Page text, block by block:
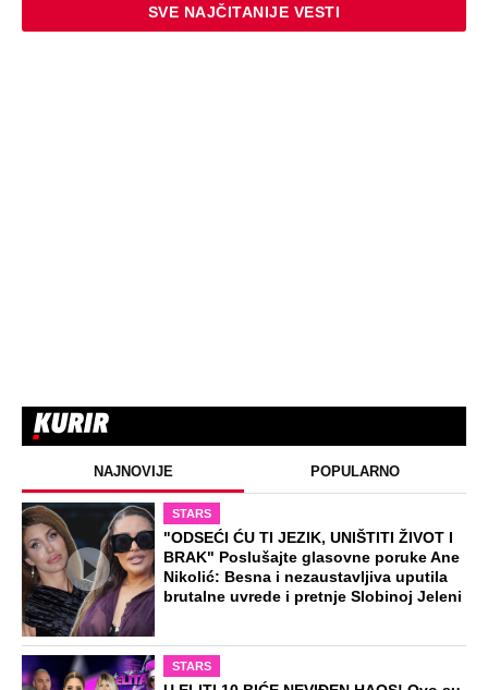
SVE NAJČITANIJE VESTI
NAJNOVIJE POPULARNO
STARS
"ODSEĆI ĆU TI JEZIK, UNIŠTITI ŽIVOT I
BRAK" Poslušajte glasovne poruke Ane
Nikolić: Besna i nezaustavljiva uputila
brutalne uvrede i pretnje Slobinoj Jeleni
STARS